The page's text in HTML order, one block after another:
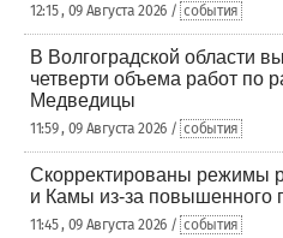
12:15 , 09 Августа 2026 / события
В Волгоградской области
четверти объема работ по
Медведицы
11:59 , 09 Августа 2026 / события
Скорректированы режимы
и Камы из-за повышенного
11:45 , 09 Августа 2026 / события